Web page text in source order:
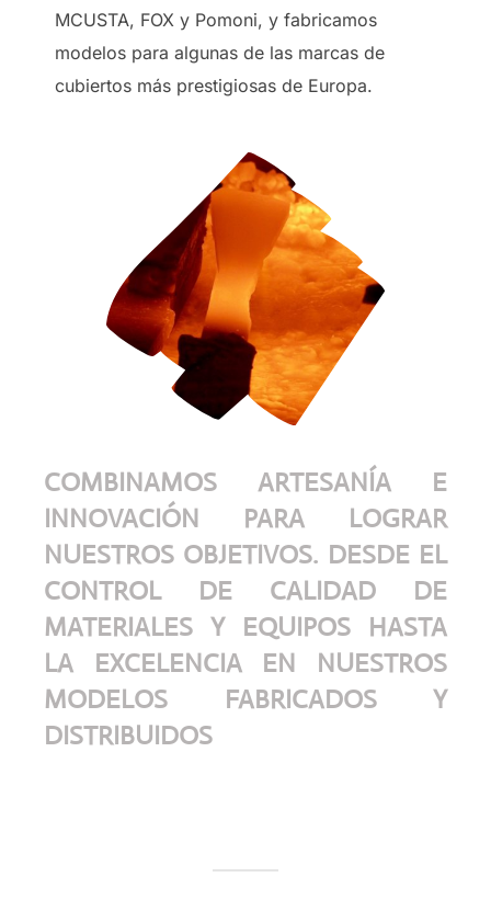
MCUSTA, FOX y Pomoni, y fabricamos
modelos para algunas de las marcas de
cubiertos más prestigiosas de Europa.
COMBINAMOS ARTESANÍA E
INNOVACIÓN PARA LOGRAR
NUESTROS OBJETIVOS. DESDE EL
CONTROL DE CALIDAD DE
MATERIALES Y EQUIPOS HASTA
LA EXCELENCIA EN NUESTROS
MODELOS FABRICADOS Y
DISTRIBUIDOS